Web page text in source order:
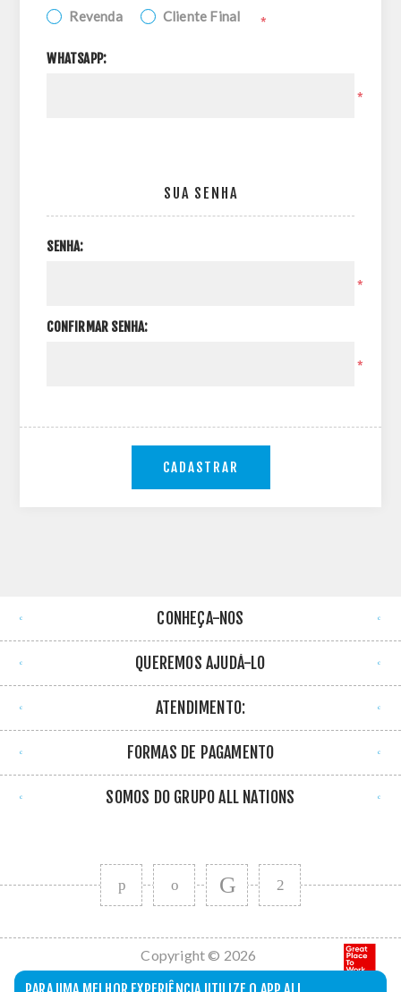
Revenda Cliente Final *
WHATSAPP:
*
SUA SENHA
SENHA:
*
CONFIRMAR SENHA:
*
CADASTRAR
CONHEÇA-NOS
QUEREMOS AJUDÁ-LO
ATENDIMENTO:
FORMAS DE PAGAMENTO
SOMOS DO GRUPO ALL NATIONS
Copyright © 2026
All Nations. Todos